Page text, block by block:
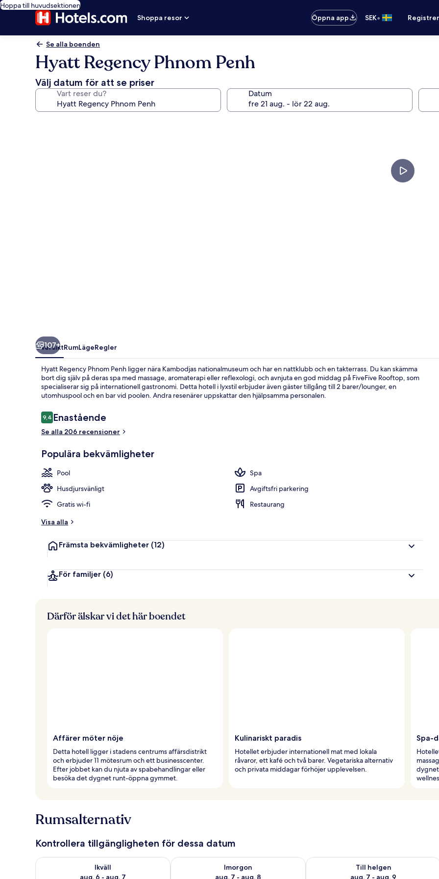
Hoppa till huvudsektionen
Shoppa resor
Öppna app SEK•
Se alla boenden
Hyatt Regency Phnom Penh
Välj datum för att se priser
Vart reser du? Datum
107+
ÖversiktRumLägeRegler
Hyatt Regency Phnom Penh ligger nära Kambodjas nationalmuseum och har en nattklubb och en takterrass. Du kan skämma
bort dig själv på deras spa med massage, aromaterapi eller reflexologi, och avnjuta en god middag på FiveFive Rooftop, som
specialiserar sig på internationell gastronomi. Detta hotell i lyxstil erbjuder även gäster tillgång till 2 barer/lounger, en
utomhuspool och en bar vid poolen. Andra resenärer uppskattar den hjälpsamma personalen.
Recensioner
9,49,4 av 10,
Enastående
Se alla 206 recensioner
Populära bekvämligheter
Pool
Spa
Husdjursvänligt
Avgiftsfri parkering
Gratis wi-fi
Restaurang
Visa alla
Främsta bekvämligheter (12)
För familjer (6)
Därför älskar vi det här boendet
Affärer möter nöje
Detta hotell ligger i stadens centrums affärsdistrikt
och erbjuder 11 mötesrum och ett businesscenter.
Efter jobbet kan du njuta av spabehandlingar eller
besöka det dygnet runt-öppna gymmet.
Kulinariskt paradis
Hotellet erbjuder internationell mat med lokala
råvaror, ett kafé och två barer. Vegetariska alternativ
och privata middagar förhöjer upplevelsen.
Spa-
Rumsalternativ
Kontrollera tillgängligheten för dessa datum
Ikväll
aug. 6 - aug. 7
Kontrollera tillgängligheten för ikväll aug. 6 - aug. 7
Imorgon
aug. 7 - aug. 8
Kontrollera tillgängligheten för imorgon aug. 7 - aug. 8
Till helgen
aug. 7 - aug. 9
Kontrollera tillgängligheten för den